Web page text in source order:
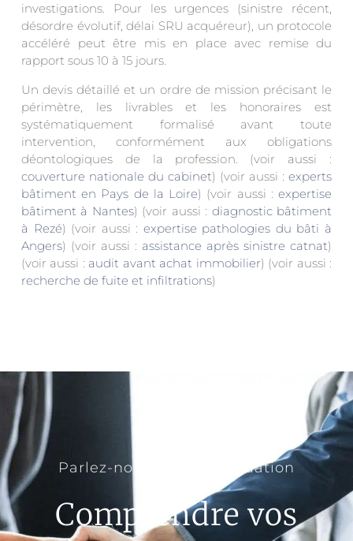
investigations. Pour les urgences (sinistre récent,
désordre évolutif, délai SRU acquéreur), un protocole
accéléré peut être mis en place avec remise du
rapport sous 10 à 15 jours.
Un devis détaillé et un ordre de mission précisant le
périmètre, les livrables et les honoraires est
systématiquement formalisé avant toute
intervention, conformément aux obligations
déontologiques de la profession. (voir aussi :
couverture nationale du cabinet) (voir aussi : experts
bâtiment en Pays de la Loire) (voir aussi :expertise
bâtiment à Nantes) (voir aussi : diagnostic bâtiment
à Rezé) (voir aussi : expertise pathologies du bâti à
Angers) (voir aussi : assistance après sinistre catnat)
(voir aussi : audit avant achat immobilier) (voir aussi :
recherche de fuite et infiltrations)
Parlez-nous de votre situation
Comprendre vos